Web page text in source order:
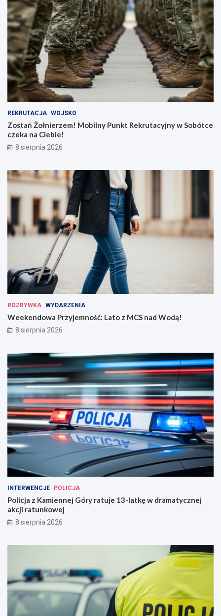
REKRUTACJA WOJSKO
Zostań Żołnierzem! Mobilny Punkt Rekrutacyjny w Sobótce
czeka na Ciebie!
8 sierpnia 2026
ROZRYWKA WYDARZENIA
Weekendowa Przyjemność: Lato z MCS nad Wodą!
8 sierpnia 2026
INTERWENCJE POLICJA
Policja z Kamiennej Góry ratuje 13-latkę w dramatycznej
akcji ratunkowej
8 sierpnia 2026